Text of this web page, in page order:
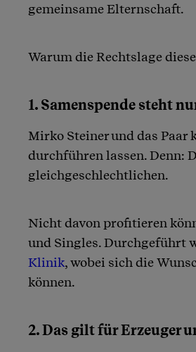
gemeinsame Elternschaft.
Warum die Rechtslage
1. Samenspende steht
Mirko Steiner und das Paar
durchführen lassen. Denn:
gleichgeschlechtlichen.
Nicht davon profitieren
und Singles. Durchgeführt
Klinik, wobei sich die
können.
2. Das gilt für Erzeuger